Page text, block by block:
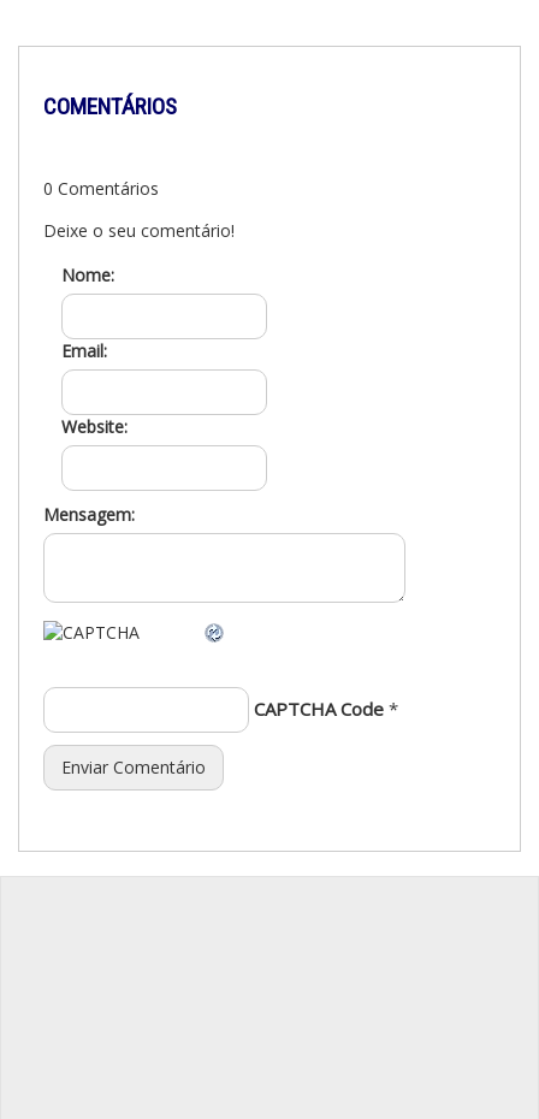
COMENTÁRIOS
0 Comentários
Deixe o seu comentário!
Nome:
Email:
Website:
Mensagem:
CAPTCHA Code *